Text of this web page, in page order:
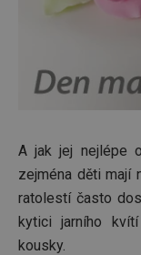
A jak jej nejlépe
zejména děti mají
ratolestí často
kytici jarního
kousky.